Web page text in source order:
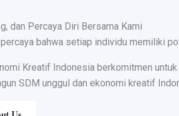
dan Percaya Diri Bersama Kami
bahwa setiap individu memiliki
Kreatif Indonesia berkomitmen
SDM unggul dan ekonomi kreatif